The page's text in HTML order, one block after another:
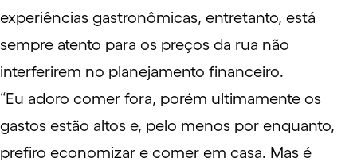
experiências gastronômicas, entretanto, está
sempre atento para os preços da rua não
interferirem no planejamento financeiro.
“Eu adoro comer fora, porém ultimamente os
gastos estão altos e, pelo menos por enquanto,
prefiro economizar e comer em casa. Mas é